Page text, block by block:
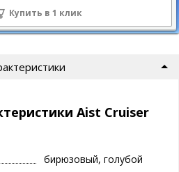
Купить в 1 клик
Aist Cruiser
бирюзовый, голубой